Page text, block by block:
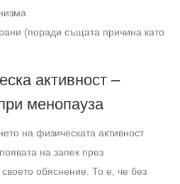
(поради същата причина като
активност –
менопауза
на физическата активност
на запек през
обяснение. То е, че без